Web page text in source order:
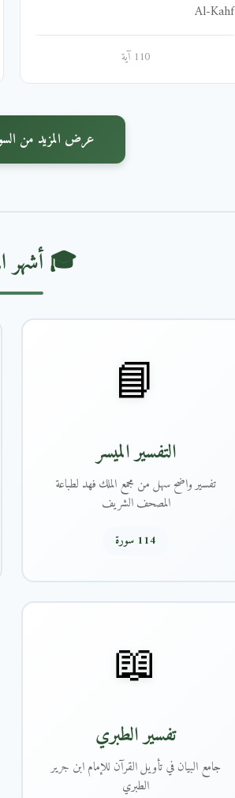
Al-Kahf
110 آية
عرض المزيد من السور (94
🎓 أشهر
📘
التفسير الميسر
تفسير واضح سهل من مجمع الملك فهد لطباعة
المصحف الشريف
114 سورة
📖
تفسير الطبري
جامع البيان في تأويل القرآن للإمام ابن جرير
الطبري